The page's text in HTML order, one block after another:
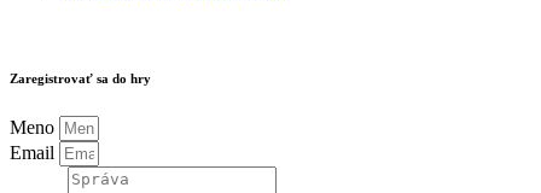
Zaregistrovať sa do hry
Meno
Email